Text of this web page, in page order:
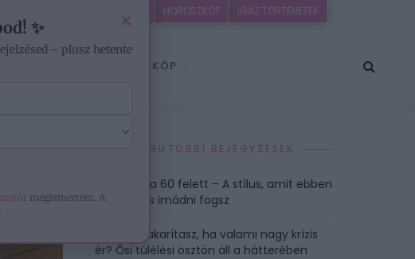
IGAZ TÖRTÉNETEK
HOROSZKÓP
HOROSZKÓP
LEGUTÓBBI BEJEGYZÉSEK
Pixie frizura 60 felett – A stílus, amit ebben
a korban is imádni fogsz
Azonnal takarítasz, ha valami nagy krízis
ér? Ősi túlélési ösztön áll a hátterében
×
✨
– plusz hetente
megismertem. A